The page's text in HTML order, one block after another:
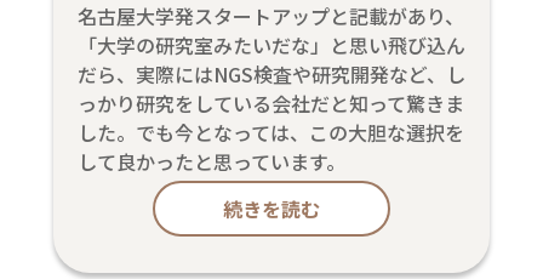
名古屋大学発スタートアップと記載があり、
「大学の研究室みたいだな」と思い飛び込ん
だら、実際にはNGS検査や研究開発など、し
っかり研究をしている会社だと知って驚きま
した。でも今となっては、この大胆な選択を
して良かったと思っています。
続きを読む